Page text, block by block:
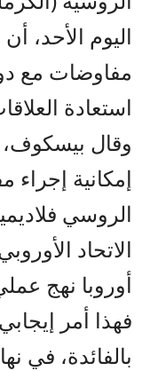
اليوم الأحد،
مفاوضات مع
استعادة
وقال
إمكانية
الروسي
الاتحاد
أوروبا نهج
فهذا أمر
بالفائدة، في